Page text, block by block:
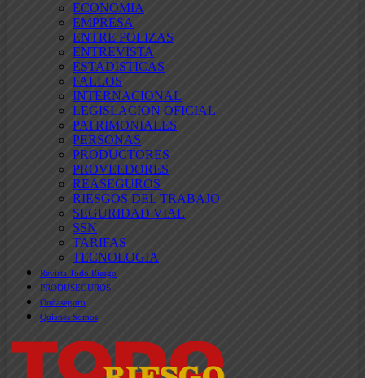
ECONOMIA
EMPRESA
ENTRE POLIZAS
ENTREVISTA
ESTADISTICAS
FALLOS
INTERNACIONAL
LEGISLACION OFICIAL
PATRIMONIALES
PERSONAS
PRODUCTORES
PROVEEDORES
REASEGUROS
RIESGOS DEL TRABAJO
SEGURIDAD VIAL
SSN
TARIFAS
TECNOLOGIA
Revista Todo Riesgo
PRODUSEGUROS
Ondaseguro
Quienes Somos